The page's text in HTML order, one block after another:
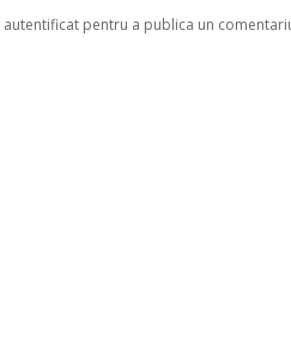
autentificat pentru a publica un